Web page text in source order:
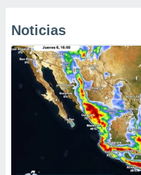
Noticias